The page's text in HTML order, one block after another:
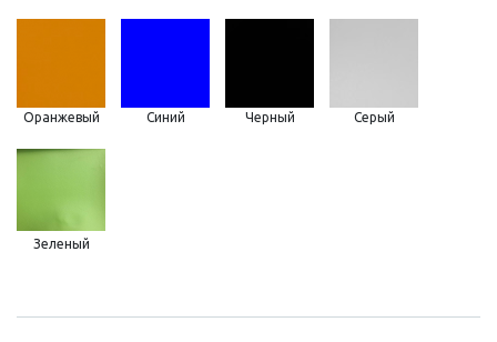
Оранжевый Синий Черный Серый
Зеленый